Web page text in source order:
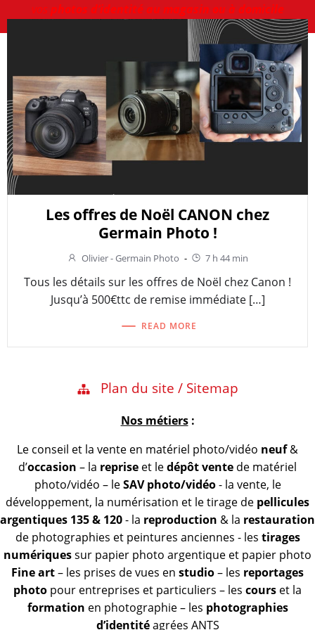
vos photos d’identité au magasin ou à domicile
Les offres de Noël CANON chez
Germain Photo !
Olivier - Germain Photo - 7 h 44 min
Tous les détails sur les offres de Noël chez Canon !
Jusqu’à 500€ttc de remise immédiate […]
READ MORE
Plan du site / Sitemap
Nos métiers:
Le conseil et la vente en matériel photo/vidéo neuf&
d’occasion – la reprise et ledépôt vente de matériel
photo/vidéo – leSAV photo/vidéo- la vente, le
développement, la numérisation et le tirage de pellicules
argentiques 135 & 120- la reproduction & la restauration
de photographies et peintures anciennes - les tirages
numériquessur papier photo argentique et papier photo
Fine art– les prises de vues en studio– les reportages
photo pour entreprises et particuliers – les cours et la
formation en photographie – les photographies
d’identitéagrées ANTS